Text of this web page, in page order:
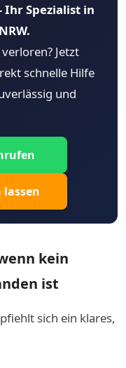
Ihr Spezialist in
Jetzt
schnelle Hilfe
und
lassen
kein
ist
sich ein klares,